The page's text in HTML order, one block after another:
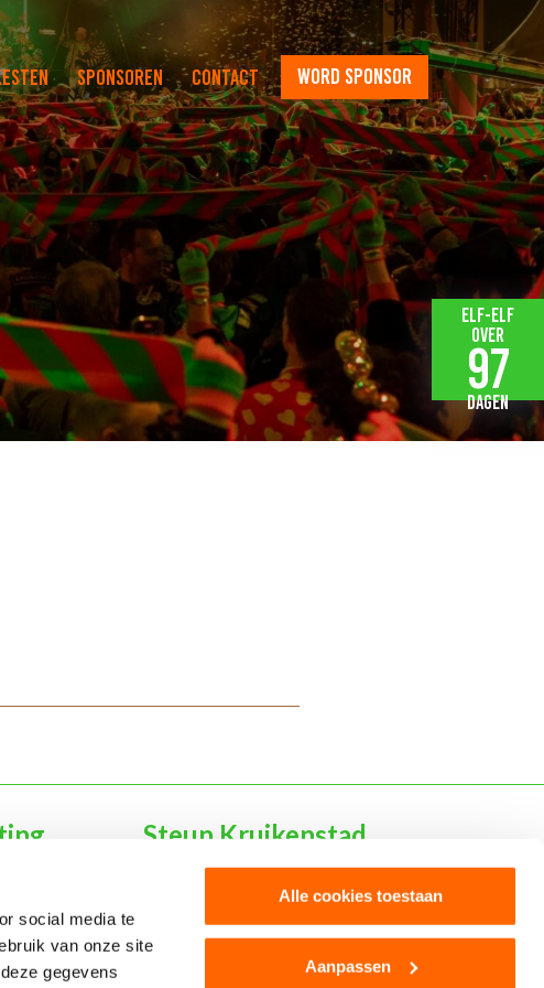
social media te
van onze site
gegevens
Alle cookies toestaan
Aanpassen
Sponsoren Contact word sponsor
Elf-elf
over
97
dagen
Steun Kruikenstad
Word Dokmardeur
Word sponsor